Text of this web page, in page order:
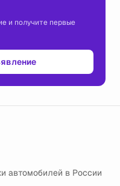
и получите первые
автомобилей в России